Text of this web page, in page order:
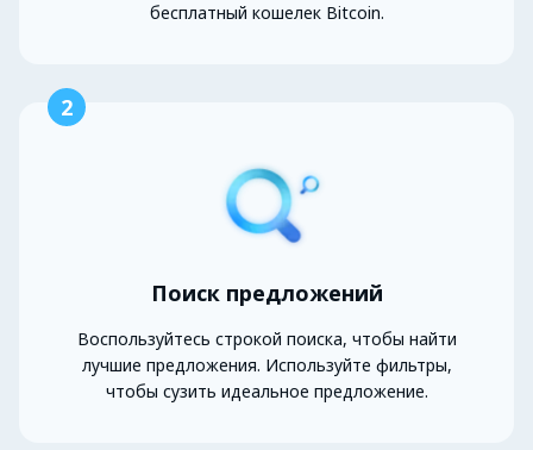
бесплатный кошелек Bitcoin.
2
Поиск предложений
Воспользуйтесь строкой поиска, чтобы найти
лучшие предложения. Используйте фильтры,
чтобы сузить идеальное предложение.